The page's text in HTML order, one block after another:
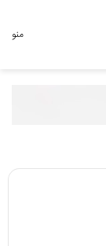
منو